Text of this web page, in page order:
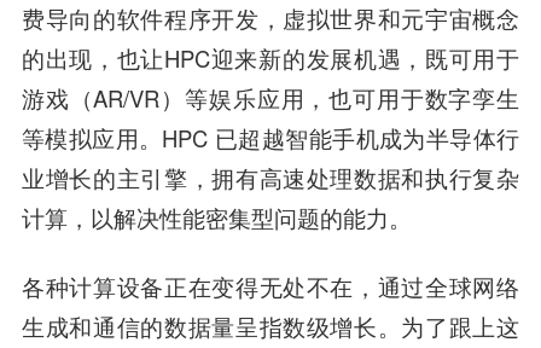
费导向的软件程序开发，虚拟世界和元宇宙概念
的出现，也让HPC迎来新的发展机遇，既可用于
游戏（AR/VR）等娱乐应用，也可用于数字孪生
等模拟应用。HPC 已超越智能手机成为半导体行
业增长的主引擎，拥有高速处理数据和执行复杂
计算，以解决性能密集型问题的能力。
各种计算设备正在变得无处不在，通过全球网络
生成和通信的数据量呈指数级增长。为了跟上这